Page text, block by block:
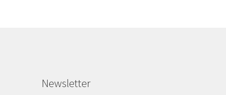
Newsletter